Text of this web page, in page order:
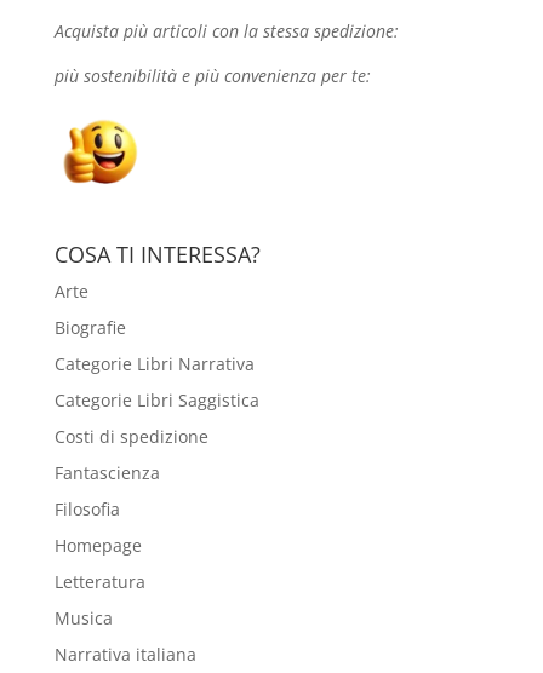
Acquista più articoli con la stessa spedizione:
più sostenibilità e più convenienza per te:
COSA TI INTERESSA?
Arte
Biografie
Categorie Libri Narrativa
Categorie Libri Saggistica
Costi di spedizione
Fantascienza
Filosofia
Homepage
Letteratura
Musica
Narrativa italiana